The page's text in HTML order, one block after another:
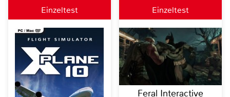
Einzeltest
Einzeltest
Feral Interactive